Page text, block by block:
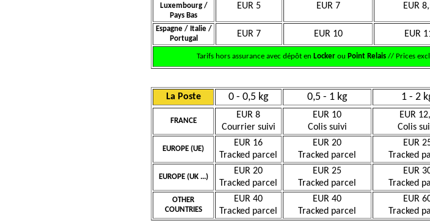
Luxembourg /
Pays Bas
EUR 5 EUR 7 EUR
Espagne / Italie /
Portugal
EUR 7 EUR 10 EUR
Tarifs hors assurance avec dépôt en Lockerou Point Relais// Prices
La Poste 0 - 0,5 kg 0,5 - 1 kg 1 - 2
FRANCE
EUR 8
Courrier suivi
EUR 10
Colis suivi
EUR
Colis
EUROPE (UE)
EUR 16
Tracked parcel
EUR 20
Tracked parcel
EUR
Tracked
EUROPE (UK ...)
EUR 20
Tracked parcel
EUR 25
Tracked parcel
EUR
Tracked
OTHER
COUNTRIES
EUR 40
Tracked parcel
EUR 40
Tracked parcel
EUR
Tracked